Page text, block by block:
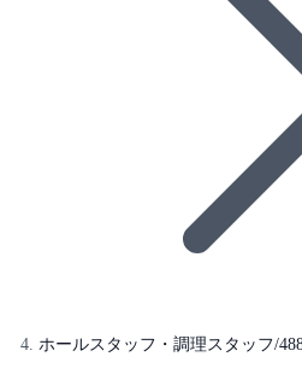
ホールスタッフ・調理スタッフ/